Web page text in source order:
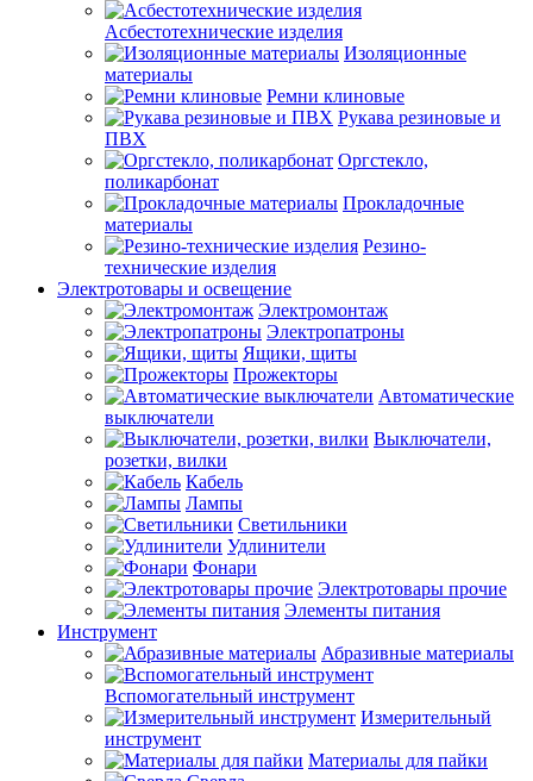
Асбестотехнические изделия
Изоляционные
материалы
Ремни клиновые
Рукава резиновые и
ПВХ
Оргстекло,
поликарбонат
Прокладочные
материалы
Резино-
технические изделия
Электротовары и освещение
Электромонтаж
Электропатроны
Ящики, щиты
Прожекторы
Автоматические
выключатели
Выключатели,
розетки, вилки
Кабель
Лампы
Светильники
Удлинители
Фонари
Электротовары прочие
Элементы питания
Инструмент
Абразивные материалы
Вспомогательный инструмент
Измерительный
инструмент
Материалы для пайки